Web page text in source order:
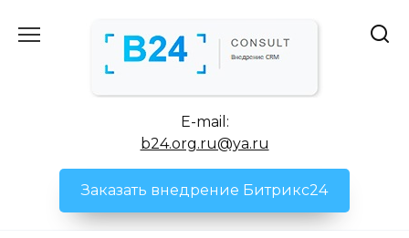
E-mail:
b24.org.ru@ya.ru
Заказать внедрение Битрикс24